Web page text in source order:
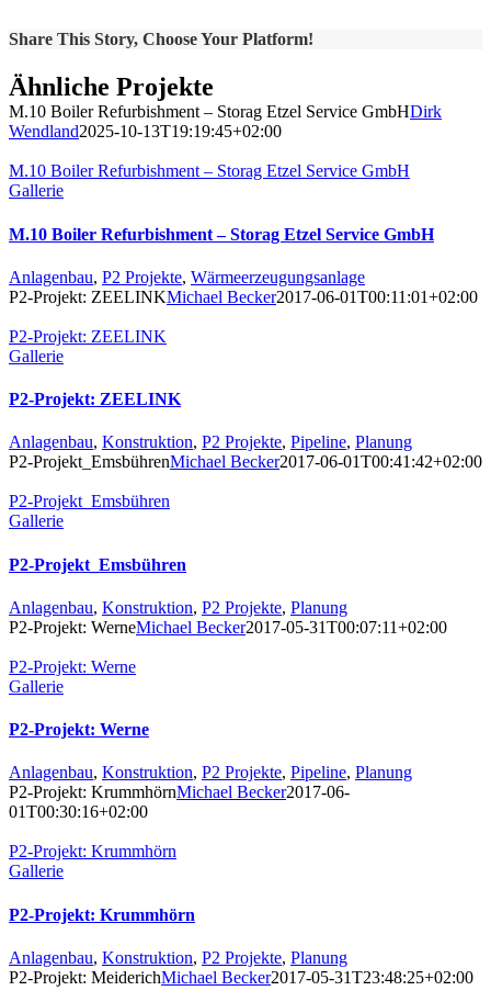
Share This Story, Choose Your Platform!
Ähnliche Projekte
M.10 Boiler Refurbishment – Storag Etzel Service GmbHDirk
Wendland2025-10-13T19:19:45+02:00
M.10 Boiler Refurbishment – Storag Etzel Service GmbH
Gallerie
M.10 Boiler Refurbishment – Storag Etzel Service GmbH
Anlagenbau, P2 Projekte, Wärmeerzeugungsanlage
P2-Projekt: ZEELINKMichael Becker2017-06-01T00:11:01+02:00
P2-Projekt: ZEELINK
Gallerie
P2-Projekt: ZEELINK
Anlagenbau, Konstruktion, P2 Projekte, Pipeline, Planung
P2-Projekt_EmsbührenMichael Becker2017-06-01T00:41:42+02:00
P2-Projekt_Emsbühren
Gallerie
P2-Projekt_Emsbühren
Anlagenbau, Konstruktion, P2 Projekte, Planung
P2-Projekt: WerneMichael Becker2017-05-31T00:07:11+02:00
P2-Projekt: Werne
Gallerie
P2-Projekt: Werne
Anlagenbau, Konstruktion, P2 Projekte, Pipeline, Planung
P2-Projekt: KrummhörnMichael Becker2017-06-
01T00:30:16+02:00
P2-Projekt: Krummhörn
Gallerie
P2-Projekt: Krummhörn
Anlagenbau, Konstruktion, P2 Projekte, Planung
P2-Projekt: MeiderichMichael Becker2017-05-31T23:48:25+02:00